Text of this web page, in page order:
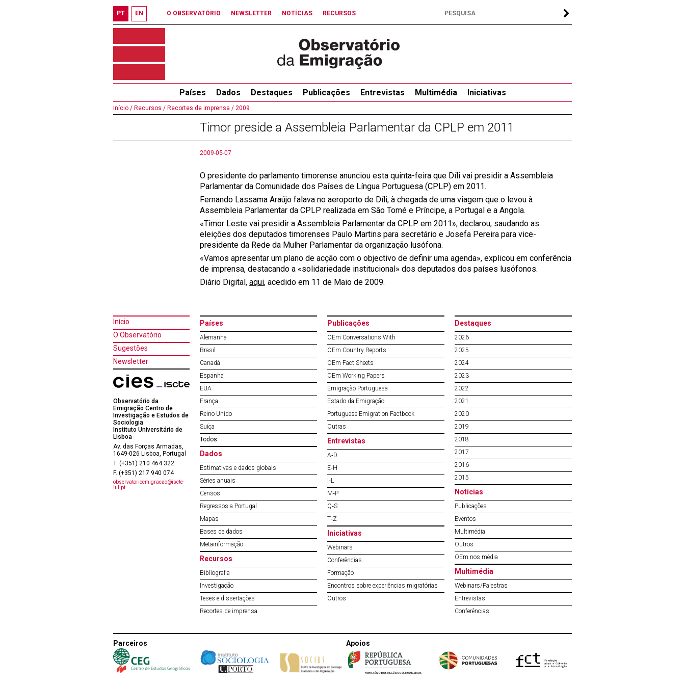
PT EN O OBSERVATÓRIO NEWSLETTER NOTÍCIAS RECURSOS
Países Dados Destaques Publicações Entrevistas Multimédia Iniciativas
Início / Recursos / Recortes de imprensa / 2009
Timor preside a Assembleia Parlamentar da CPLP em 2011
2009-05-07
O presidente do parlamento timorense anunciou esta quinta-feira que Díli vai presidir a Assembleia
Parlamentar da Comunidade dos Países de Língua Portuguesa (CPLP) em 2011.
Fernando Lassama Araújo falava no aeroporto de Díli, à chegada de uma viagem que o levou à
Assembleia Parlamentar da CPLP realizada em São Tomé e Príncipe, a Portugal e a Angola.
«Timor Leste vai presidir a Assembleia Parlamentar da CPLP em 2011», declarou, saudando as
eleições dos deputados timorenses Paulo Martins para secretário e Josefa Pereira para vice-
presidente da Rede da Mulher Parlamentar da organização lusófona.
«Vamos apresentar um plano de acção com o objectivo de definir uma agenda», explicou em conferência
de imprensa, destacando a «solidariedade institucional» dos deputados dos países lusófonos.
Diário Digital, aqui, acedido em 11 de Maio de 2009.
Início
O Observatório
Sugestões
Newsletter
Observatório da
Emigração Centro de
Investigação e Estudos de
Sociologia
Instituto Universitário de
Lisboa
Av. das Forças Armadas,
1649-026 Lisboa, Portugal
T. (+351) 210 464 322
F. (+351) 217 940 074
observatorioemigracao@iscte-
iul.pt
Países
Alemanha
Brasil
Canadá
Espanha
EUA
França
Reino Unido
Suíça
Todos
Dados
Estimativas e dados globais
Séries anuais
Censos
Regressos a Portugal
Mapas
Bases de dados
Metainformação
Recursos
Bibliografia
Investigação
Teses e dissertações
Recortes de imprensa
Publicações
OEm Conversations With
OEm Country Reports
OEm Fact Sheets
OEm Working Papers
Emigração Portuguesa
Estado da Emigração
Portuguese Emigration Factbook
Outras
Entrevistas
A‐D
E‐H
I‐L
M‐P
Q‐S
T‐Z
Iniciativas
Webinars
Conferências
Formação
Encontros sobre experiências migratórias
Outros
Destaques
2026
2025
2024
2023
2022
2021
2020
2019
2018
2017
2016
2015
Notícias
Publicações
Eventos
Multimédia
Outros
OEm nos média
Multimédia
Webinars/Palestras
Entrevistas
Conferências
Parceiros Apoios